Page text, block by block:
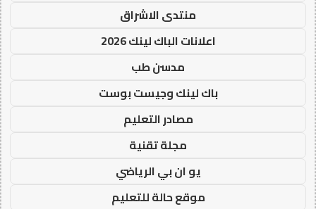
منتدى الاشراق
اعلانات الباك لينك 2026
مدسن طب
باك لينك وجيست بوست
مصادر التعليم
مجلة تقنية
يو ان بي الرياضي
موقع حالة للتعليم